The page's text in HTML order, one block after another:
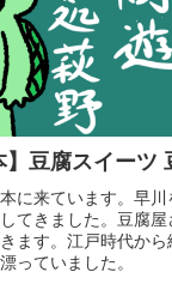
】豆腐スイーツ
に来ています。早
てきました。豆腐
ます。江戸時代か
っていました。